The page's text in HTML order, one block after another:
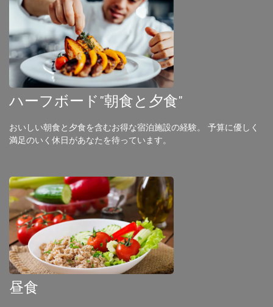
ハーフボード"朝食と夕食"
おいしい朝食と夕食を含むお得な宿泊施設の経験。 予算に優しく
満足のいく休日があなたを待っています。
昼食